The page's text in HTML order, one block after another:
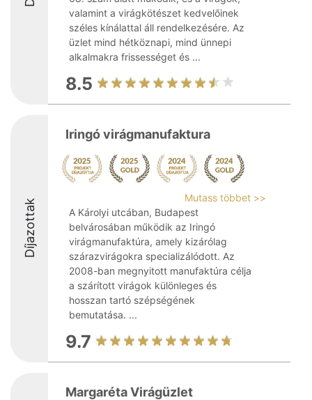
valamint a virágkötészet kedvelőinek
széles kínálattal áll rendelkezésére. Az
üzlet mind hétköznapi, mind ünnepi
alkalmakra frissességet és ...
8.5
Díjazottak
Iringó virágmanufaktura
Mutass többet >>
A Károlyi utcában, Budapest
belvárosában működik az Iringó
virágmanufaktúra, amely kizárólag
szárazvirágokra specializálódott. Az
2008-ban megnyitott manufaktúra célja
a szárított virágok különleges és
hosszan tartó szépségének
bemutatása. ...
9.7
Margaréta Virágüzlet